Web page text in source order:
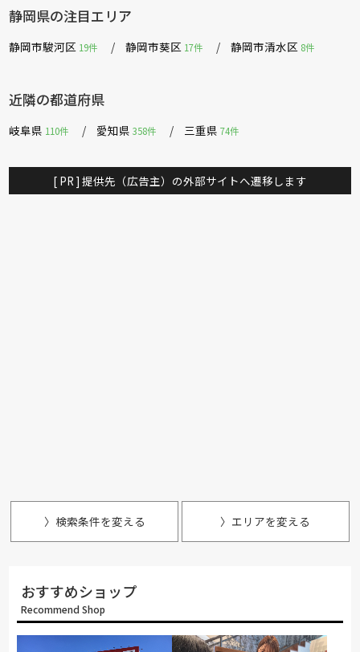
静岡県の注目エリア
静岡市駿河区 19件 静岡市葵区 17件 静岡市清水区 8件
近隣の都道府県
岐阜県 110件 愛知県358件 三重県74件
[ PR ] 提供先（広告主）の外部サイトへ遷移します
〉検索条件を変える 〉エリアを変える
おすすめショップ
Recommend Shop